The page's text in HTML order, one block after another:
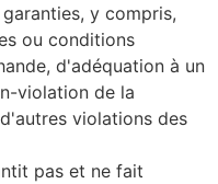
y compris,
ou conditions
d'adéquation à un
violation de la
violations des
pas et ne fait